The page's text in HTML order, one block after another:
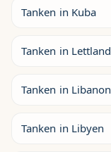
Tanken in Kuba
Tanken in Lettland
Tanken in Libanon
Tanken in Libyen